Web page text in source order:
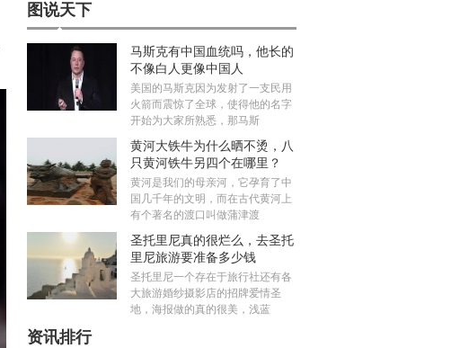
图说天下
马斯克有中国血统吗，他长的
不像白人更像中国人
美国的马斯克因为发射了一支民用
火箭而震惊了全球，使得他的名字
开始为大家所熟悉，那马斯
黄河大铁牛为什么晒不烫，八
只黄河铁牛另四个在哪里？
黄河是我们的母亲河，它孕育了中
国几千年的文明，而在古代黄河上
有个著名的渡口叫做蒲津渡
圣托里尼真的很烂么，去圣托
里尼旅游要准备多少钱
圣托里尼一个存在于旅行社还有各
大旅游婚纱摄影店的招牌爱情圣
地，海报做的真的很美，浅蓝
资讯排行